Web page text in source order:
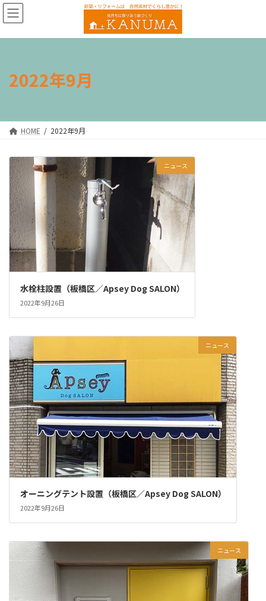
コ
ン
ン
ナ
ビ
ー
2022年9月
HOME 2022年9月
ニュース
水栓柱設置（板橋区／Apsey Dog SALON）
2022年9月26日
ニュース
オーニングテント設置（板橋区／Apsey Dog SALON）
2022年9月26日
ニュース